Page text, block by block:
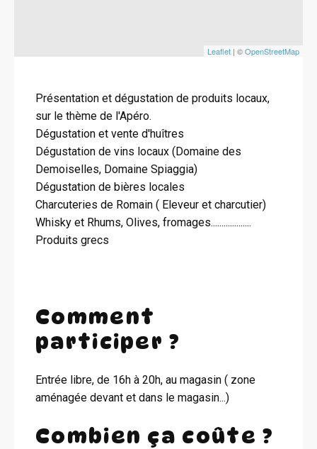
Leaflet | ©OpenStreetMap
Présentation et dégustation de produits locaux,
sur le thème de l'Apéro.
Dégustation et vente d'huîtres
Dégustation de vins locaux (Domaine des
Demoiselles, Domaine Spiaggia)
Dégustation de bières locales
Charcuteries de Romain ( Eleveur et charcutier)
Whisky et Rhums, Olives, fromages...................
Produits grecs
Comment
participer ?
Entrée libre, de 16h à 20h, au magasin ( zone
aménagée devant et dans le magasin...)
Combien ça coûte ?